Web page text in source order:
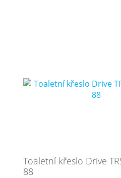
Toaletní křeslo Drive
88